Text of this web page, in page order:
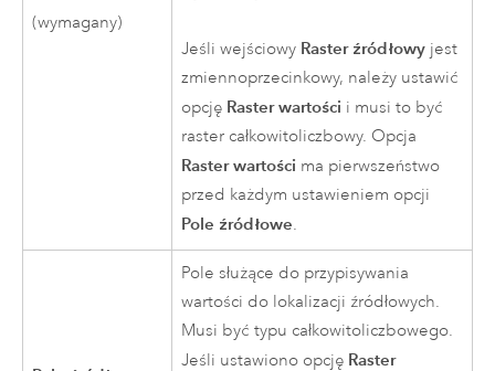
(wymagany)
Jeśli wejściowy Raster źródłowy jest
zmiennoprzecinkowy, należy ustawić
opcję Raster wartości i musi to być
raster całkowitoliczbowy. Opcja
Raster wartości ma pierwszeństwo
przed każdym ustawieniem opcji
Pole źródłowe.
Pole służące do przypisywania
wartości do lokalizacji źródłowych.
Musi być typu całkowitoliczbowego.
Jeśli ustawiono opcję Raster